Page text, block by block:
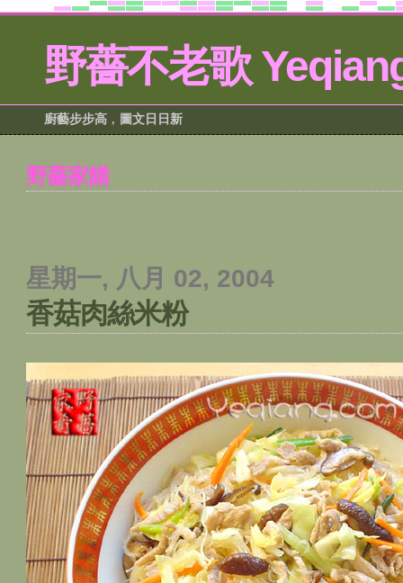
野薔不老歌
廚藝步步高﹐圖文日日新
野薔家餚
星期一, 八月 02, 2004
香菇肉絲米粉